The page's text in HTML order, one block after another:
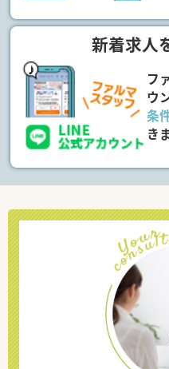
新着求人
フ
ウ
条
き